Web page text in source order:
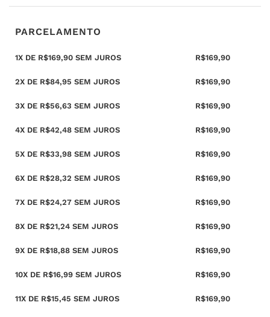
PARCELAMENTO
1X DE R$169,90 SEM JUROS R$169,90
2X DE R$84,95 SEM JUROS R$169,90
3X DE R$56,63 SEM JUROS R$169,90
4X DE R$42,48 SEM JUROS R$169,90
5X DE R$33,98 SEM JUROS R$169,90
6X DE R$28,32 SEM JUROS R$169,90
7X DE R$24,27 SEM JUROS R$169,90
8X DE R$21,24 SEM JUROS R$169,90
9X DE R$18,88 SEM JUROS R$169,90
10X DE R$16,99 SEM JUROS R$169,90
11X DE R$15,45 SEM JUROS R$169,90